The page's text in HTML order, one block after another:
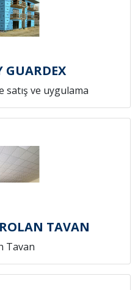
GUARDEX
satış ve uygulama
TAVAN
Tavan